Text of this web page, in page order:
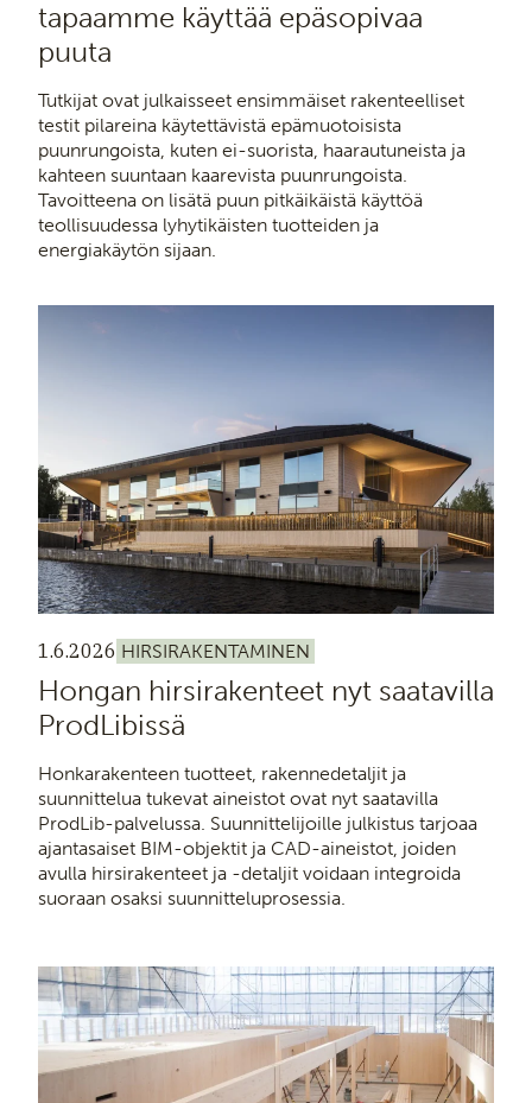
tapaamme käyttää epäsopivaa
puuta
Tutkijat ovat julkaisseet ensimmäiset rakenteelliset
testit pilareina käytettävistä epämuotoisista
puunrungoista, kuten ei-suorista, haarautuneista ja
kahteen suuntaan kaarevista puunrungoista.
Tavoitteena on lisätä puun pitkäikäistä käyttöä
teollisuudessa lyhytikäisten tuotteiden ja
energiakäytön sijaan.
1.6.2026 HIRSIRAKENTAMINEN
Hongan hirsirakenteet nyt saatavilla
ProdLibissä
Honkarakenteen tuotteet, rakennedetaljit ja
suunnittelua tukevat aineistot ovat nyt saatavilla
ProdLib-palvelussa. Suunnittelijoille julkistus tarjoaa
ajantasaiset BIM-objektit ja CAD-aineistot, joiden
avulla hirsirakenteet ja -detaljit voidaan integroida
suoraan osaksi suunnitteluprosessia.